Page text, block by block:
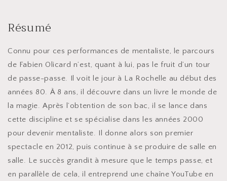
Résumé
Connu pour ces performances de mentaliste, le parcours
de Fabien Olicard n’est, quant à lui, pas le fruit d’un tour
de passe-passe. Il voit le jour à La Rochelle au début des
années 80. À 8 ans, il découvre dans un livre le monde de
la magie. Après l’obtention de son bac, il se lance dans
cette discipline et se spécialise dans les années 2000
pour devenir mentaliste. Il donne alors son premier
spectacle en 2012, puis continue à se produire de salle en
salle. Le succès grandit à mesure que le temps passe, et
en parallèle de cela, il entreprend une chaîne YouTube en